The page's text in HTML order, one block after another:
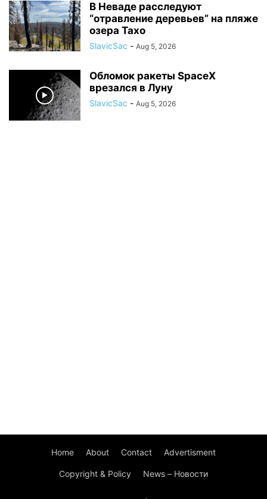
В Неваде расследуют
“отравление деревьев” на пляже
озера Тахо
SlavicSac - Aug 5, 2026
Обломок ракеты SpaceX
врезался в Луну
SlavicSac - Aug 5, 2026
Home About Contact Advertisment
Copyright & Policy News – Новости